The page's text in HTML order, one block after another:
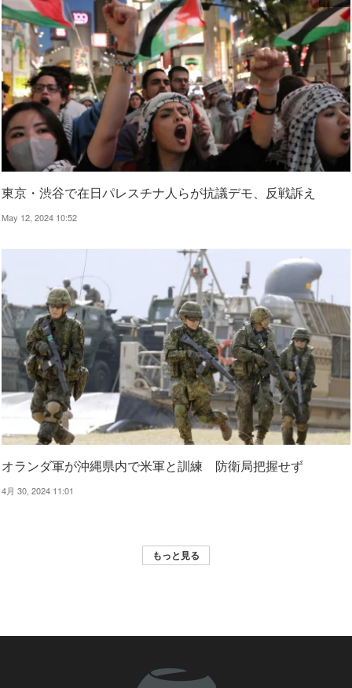
東京・渋谷で在日パレスチナ人らが抗議デモ、反戦訴え
May 12, 2024 10:52
オランダ軍が沖縄県内で米軍と訓練 防衛局把握せず
4月 30, 2024 11:01
もっと見る